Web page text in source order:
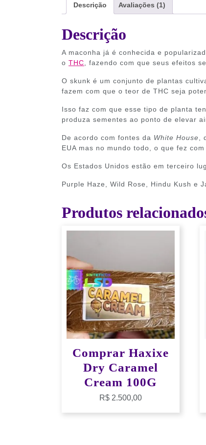
Descrição Avaliações (1)
Descrição
A maconha já é conhecida e
o THC, fazendo com que seus efeitos
O skunk é um conjunto de plantas
fazem com que o teor de THC seja
Isso faz com que esse tipo de planta
produza sementes ao ponto de elevar
De acordo com fontes da White House,
EUA mas no mundo todo, o que fez
Os Estados Unidos estão em terceiro
Purple Haze, Wild Rose, Hindu Kush e
Produtos
Comprar Haxixe
Dry Caramel
Cream 100G
R$2.500,00